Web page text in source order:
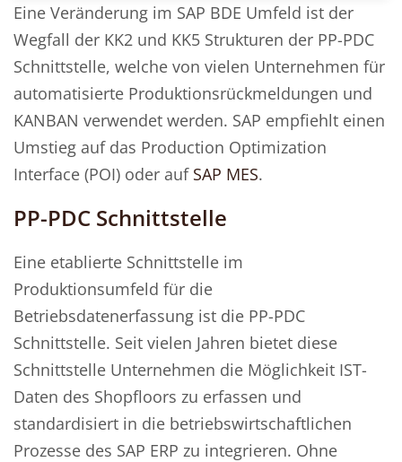
Eine Veränderung im SAP BDE Umfeld ist der
Wegfall der KK2 und KK5 Strukturen der PP-PDC
Schnittstelle, welche von vielen Unternehmen für
automatisierte Produktionsrückmeldungen und
KANBAN verwendet werden. SAP empfiehlt einen
Umstieg auf das Production Optimization
Interface (POI) oder auf SAP MES.
PP-PDC Schnittstelle
Eine etablierte Schnittstelle im
Produktionsumfeld für die
Betriebsdatenerfassung ist die PP-PDC
Schnittstelle. Seit vielen Jahren bietet diese
Schnittstelle Unternehmen die Möglichkeit IST-
Daten des Shopfloors zu erfassen und
standardisiert in die betriebswirtschaftlichen
Prozesse des SAP ERP zu integrieren. Ohne